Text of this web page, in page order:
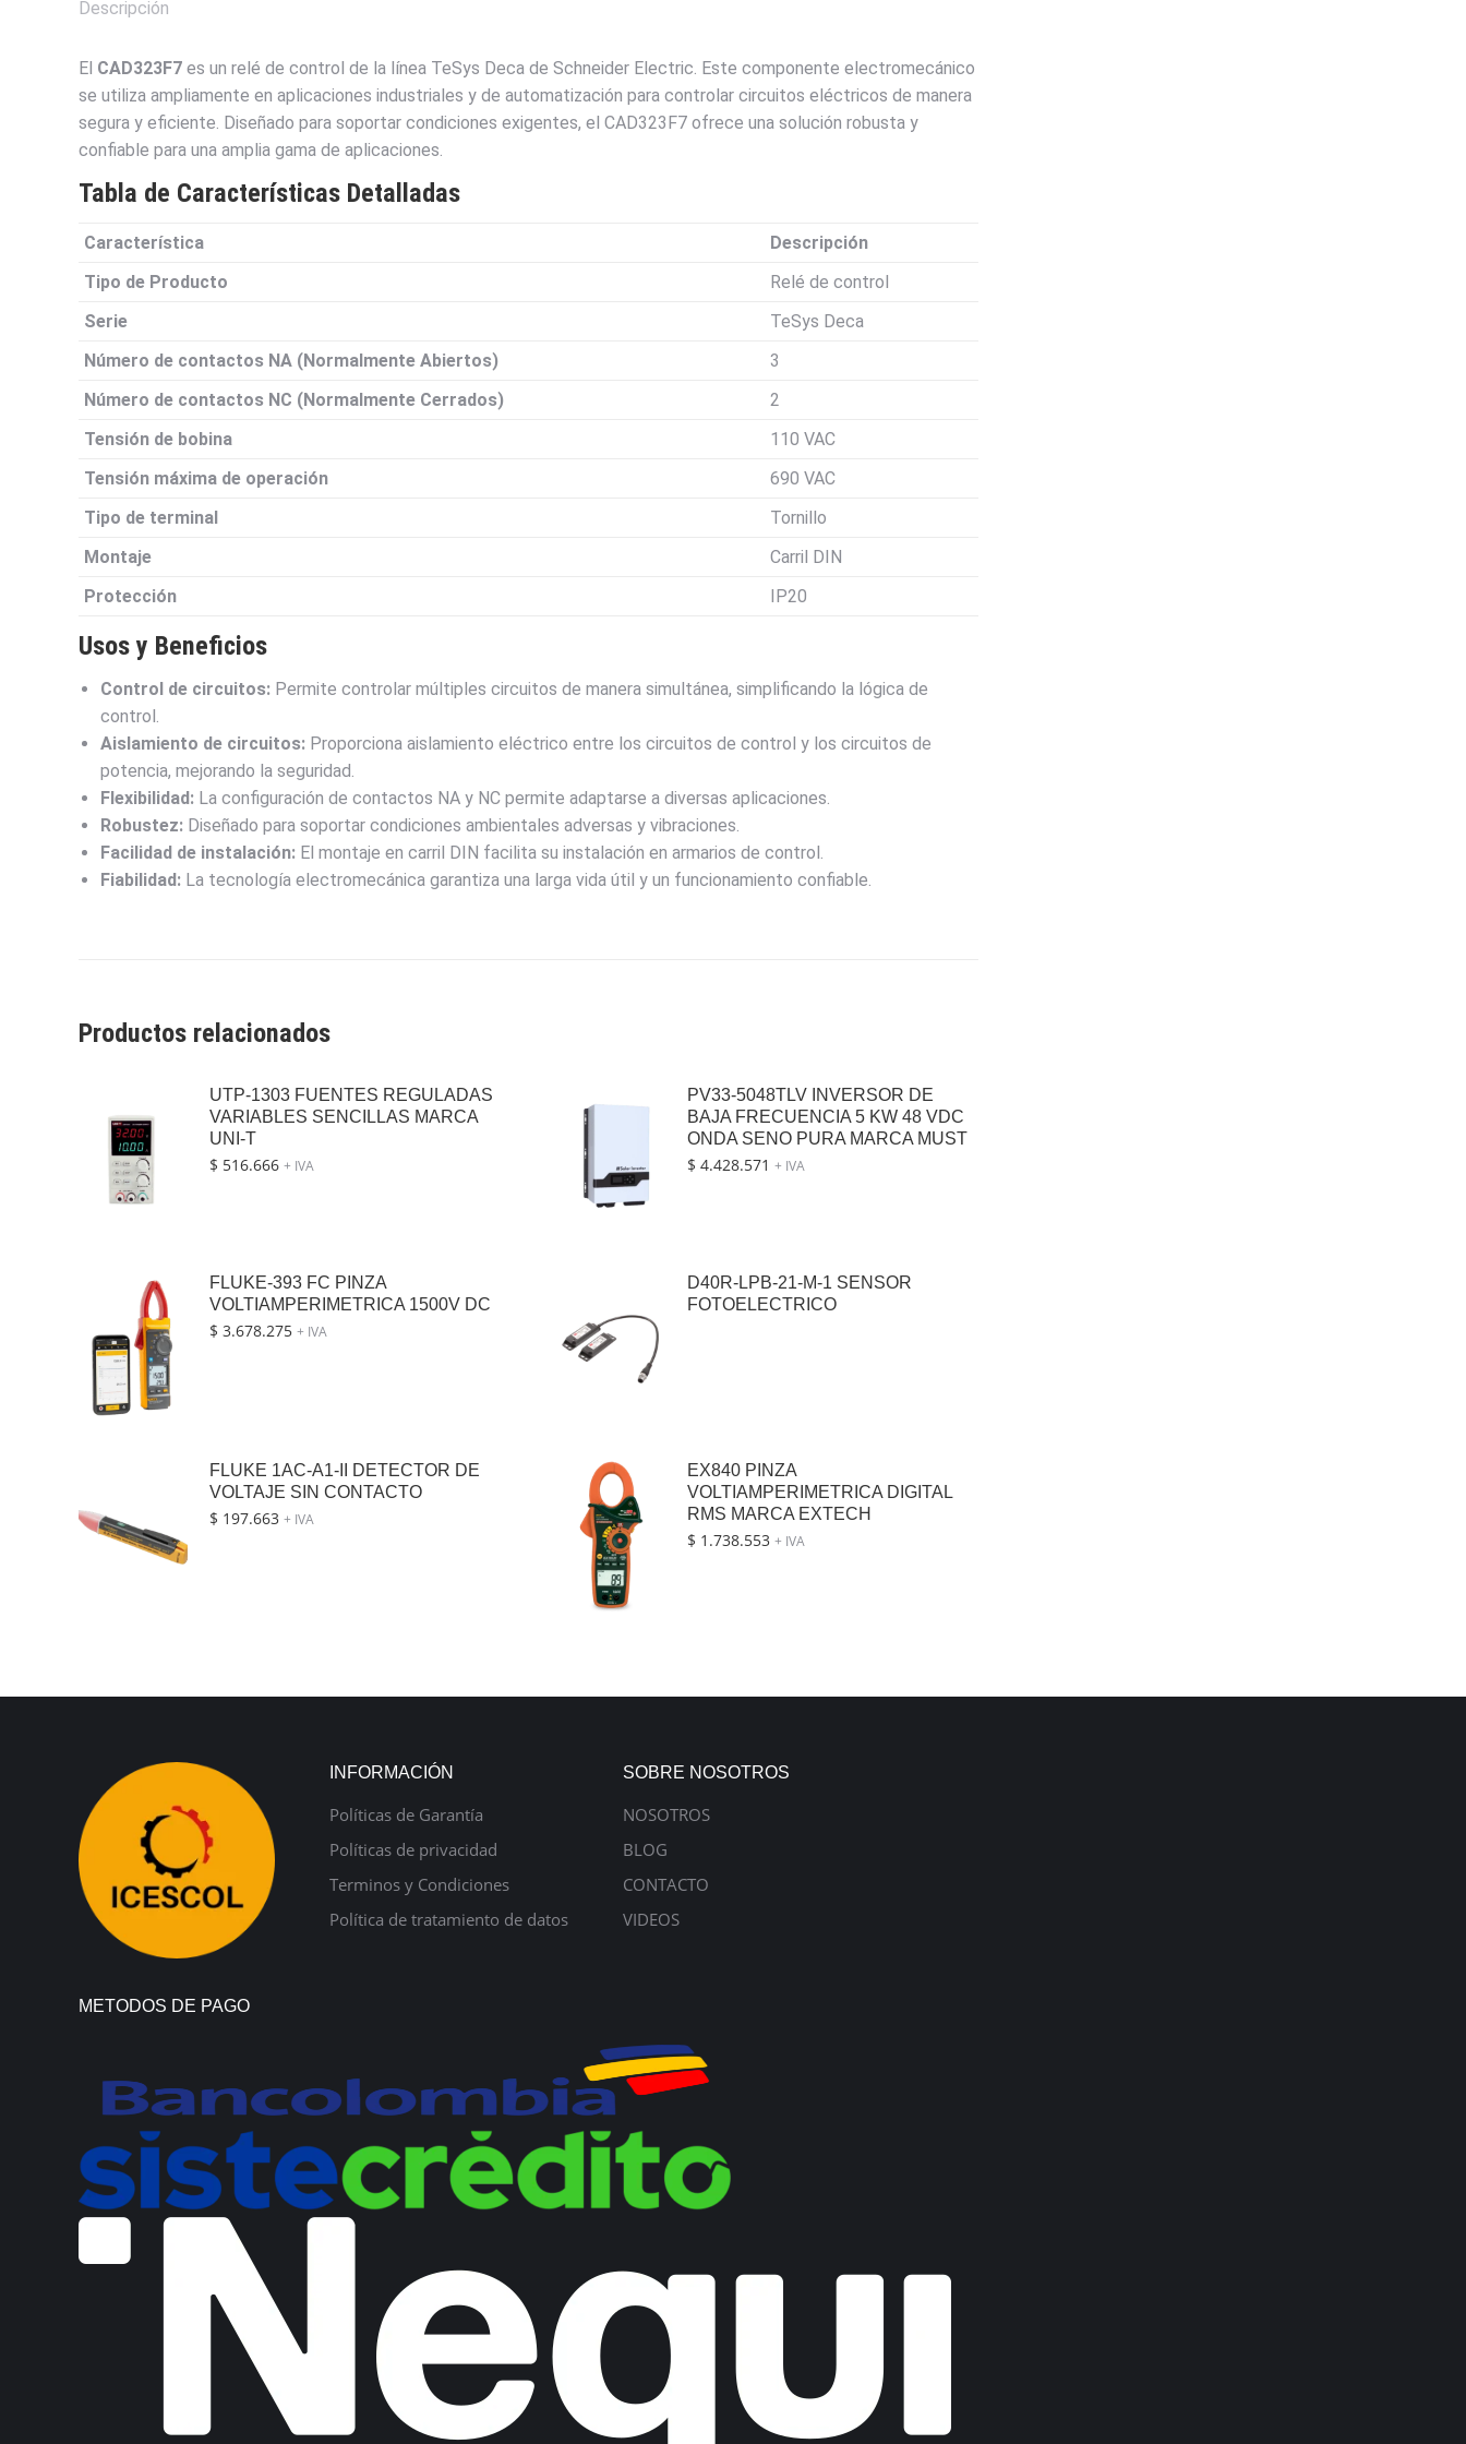
Descripción
El CAD323F7 es un relé de control de la línea TeSys Deca de Schneider Electric. Este componente electromecánico
se utiliza ampliamente en aplicaciones industriales y de automatización para controlar circuitos eléctricos de manera
segura y eficiente. Diseñado para soportar condiciones exigentes, el CAD323F7 ofrece una solución robusta y
confiable para una amplia gama de aplicaciones.
Tabla de Características Detalladas
Característica
Descripción
Tipo de Producto
Relé de control
Serie
TeSys Deca
Número de contactos NA (Normalmente Abiertos)
3
Número de contactos NC (Normalmente Cerrados)
2
Tensión de bobina
110 VAC
Tensión máxima de operación
690 VAC
Tipo de terminal
Tornillo
Montaje
Carril DIN
Protección
IP20
Usos y Beneficios
Control de circuitos: Permite controlar múltiples circuitos de manera simultánea, simplificando la lógica de
control.
Aislamiento de circuitos: Proporciona aislamiento eléctrico entre los circuitos de control y los circuitos de
potencia, mejorando la seguridad.
Flexibilidad: La configuración de contactos NA y NC permite adaptarse a diversas aplicaciones.
Robustez: Diseñado para soportar condiciones ambientales adversas y vibraciones.
Facilidad de instalación: El montaje en carril DIN facilita su instalación en armarios de control.
Fiabilidad: La tecnología electromecánica garantiza una larga vida útil y un funcionamiento confiable.
Productos relacionados
UTP-1303 FUENTES REGULADAS
VARIABLES SENCILLAS MARCA
UNI-T
$ 516.666 + IVA
PV33-5048TLV INVERSOR DE
BAJA FRECUENCIA 5 KW 48 VDC
ONDA SENO PURA MARCA MUST
$ 4.428.571 + IVA
FLUKE-393 FC PINZA
VOLTIAMPERIMETRICA 1500V DC
$ 3.678.275 + IVA
D40R-LPB-21-M-1 SENSOR
FOTOELECTRICO
FLUKE 1AC-A1-II DETECTOR DE
VOLTAJE SIN CONTACTO
$ 197.663 + IVA
EX840 PINZA
VOLTIAMPERIMETRICA DIGITAL
RMS MARCA EXTECH
$ 1.738.553 + IVA
INFORMACIÓN
Políticas de Garantía
Políticas de privacidad
Terminos y Condiciones
Política de tratamiento de datos
SOBRE NOSOTROS
NOSOTROS
BLOG
CONTACTO
VIDEOS
METODOS DE PAGO